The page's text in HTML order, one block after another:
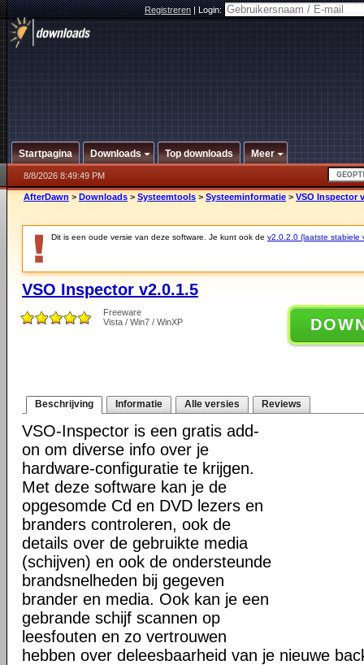
Registreren|Login:
Startpagina Downloads Top downloads Meer
8/8/2026 8:49:49 PM
AfterDawn > Downloads > Systeemtools > Systeeminformatie > VSO Inspector
Dit is een oude versie van deze software. Je kunt ook de v2.0.2.0 (laatste stabiele
VSO Inspector v2.0.1.5
Freeware
Vista / Win7 / WinXP
Beschrijving Informatie Alle versies Reviews
VSO-Inspector is een gratis add-
on om diverse info over je
hardware-configuratie te krijgen.
Met deze software kan je de
opgesomde Cd en DVD lezers en
branders controleren, ook de
details over de gebruikte media
(schijven) en ook de ondersteunde
brandsnelheden bij gegeven
brander en media. Ook kan je een
gebrande schijf scannen op
leesfouten en zo vertrouwen
hebben over deleesbaarheid van je nieuwe